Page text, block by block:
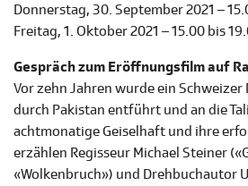
Donnerstag, 30. September 2021 –
Freitag, 1. Oktober 2021 – 15.00 bis
Gespräch zum Eröffnungsfilm auf
Vor zehn Jahren wurde ein Schweizer
durch Pakistan entführt und an die
achtmonatige Geiselhaft und ihre
erzählen Regisseur Michael Steiner
«Wolkenbruch») und Drehbuchautor